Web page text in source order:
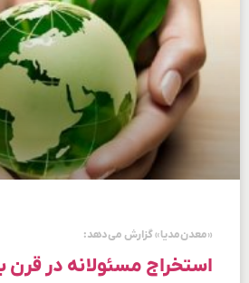
«معدن‌مدیا» گزارش می‌دهد:
استخراج مسئولانه در